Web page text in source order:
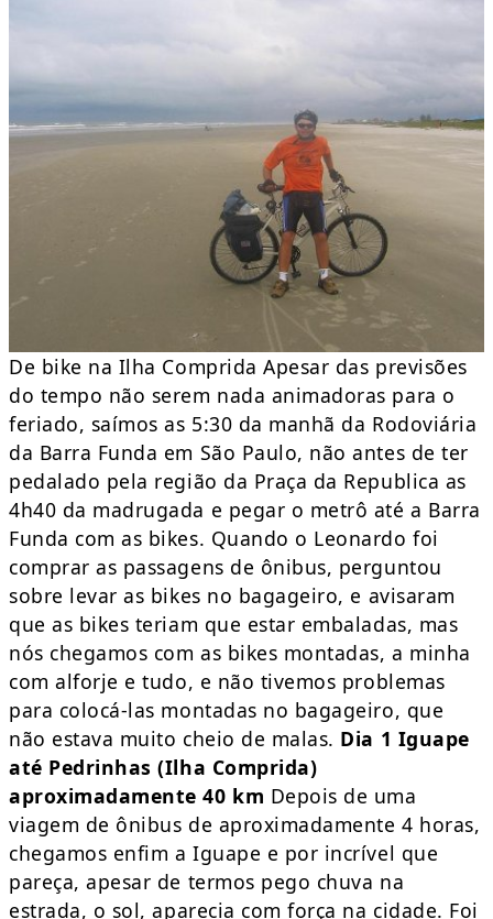
De bike na Ilha Comprida Apesar das previsões
do tempo não serem nada animadoras para o
feriado, saímos as 5:30 da manhã da Rodoviária
da Barra Funda em São Paulo, não antes de ter
pedalado pela região da Praça da Republica as
4h40 da madrugada e pegar o metrô até a Barra
Funda com as bikes. Quando o Leonardo foi
comprar as passagens de ônibus, perguntou
sobre levar as bikes no bagageiro, e avisaram
que as bikes teriam que estar embaladas, mas
nós chegamos com as bikes montadas, a minha
com alforje e tudo, e não tivemos problemas
para colocá-las montadas no bagageiro, que
não estava muito cheio de malas. Dia 1 Iguape
até Pedrinhas (Ilha Comprida)
aproximadamente 40 km Depois de uma
viagem de ônibus de aproximadamente 4 horas,
chegamos enfim a Iguape e por incrível que
pareça, apesar de termos pego chuva na
estrada, o sol, aparecia com força na cidade. Foi